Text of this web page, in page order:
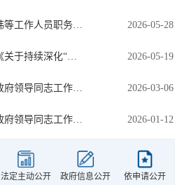
河东区人民政府关于任免宋玮等工作人员职务的通知 2026-05-28
河东区人民政府办公室印发《关于持续深化“高效办成一件事”打造至简... 2026-05-19
河东区人民政府关于公布区政府领导同志工作分工的通知 2026-03-06
河东区人民政府关于公布区政府领导同志工作分工的通知 2026-01-12
法定主动公开
政府信息公开
依申请公开